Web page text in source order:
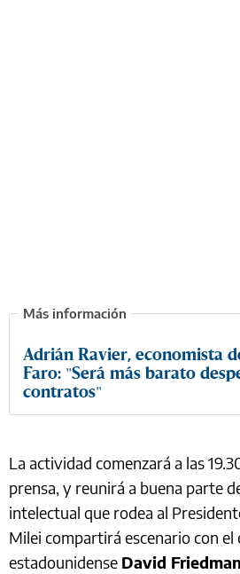
Adrián Ravier, economista
Faro: "Será más barato
contratos"
La actividad comenzará a las
prensa, y reunirá a buena parte
intelectual que rodea al
Milei compartirá escenario con el
estadounidense David Friedman